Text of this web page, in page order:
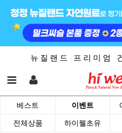
뉴 질 랜 드 프 리 미 엄
베스트 이벤트
전체상품 하이웰초유